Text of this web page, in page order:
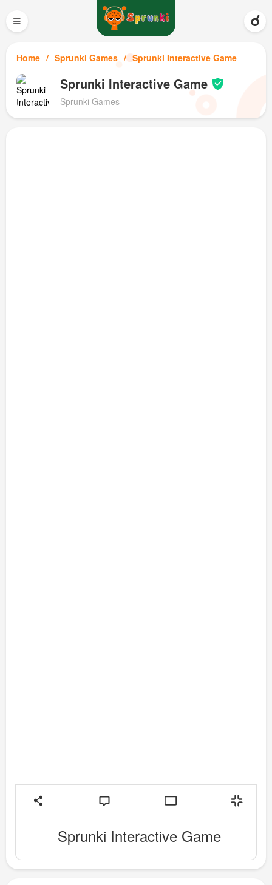
≡
Home Sprunki Games Sprunki Interactive Game
Sprunki Interactive Game
Sprunki Games
Sprunki Interactive Game